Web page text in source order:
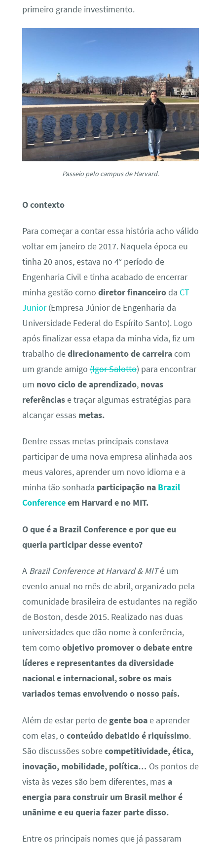
primeiro grande investimento.
Passeio pelo campus de Harvard.
O contexto
Para começar a contar essa história acho válido
voltar em janeiro de 2017. Naquela época eu
tinha 20 anos, estava no 4° período de
Engenharia Civil e tinha acabado de encerrar
minha gestão como diretor financeiroda CT
Junior(Empresa Júnior de Engenharia da
Universidade Federal do Espírito Santo). Logo
após finalizar essa etapa da minha vida, fiz um
trabalho dedirecionamento de carreiracom
um grande amigo(Igor Salotto) para encontrar
um novo ciclo de aprendizado, novas
referênciase traçar algumas estratégias para
alcançar essas metas.
Dentre essas metas principais constava
participar de uma nova empresa alinhada aos
meus valores, aprender um novo idioma e a
minha tão sonhada participação naBrazil
Conferenceem Harvard e no MIT.
O que é a Brazil Conference e por que eu
queria participar desse evento?
A Brazil Conference at Harvard & MITé um
evento anual no mês de abril, organizado pela
comunidade brasileira de estudantes na região
de Boston, desde 2015. Realizado nas duas
universidades que dão nome à conferência,
tem como objetivo promover o debate entre
líderes e representantes da diversidade
nacional e internacional, sobre os mais
variados temas envolvendo o nosso país.
Além de estar perto de gente boae aprender
com elas, o conteúdo debatido é riquíssimo.
São discussões sobrecompetitividade, ética,
inovação, mobilidade, política… Os pontos de
vista às vezes são bem diferentes, mas a
energia para construir um Brasil melhor é
unânime e eu queria fazer parte disso.
Entre os principais nomes que já passaram